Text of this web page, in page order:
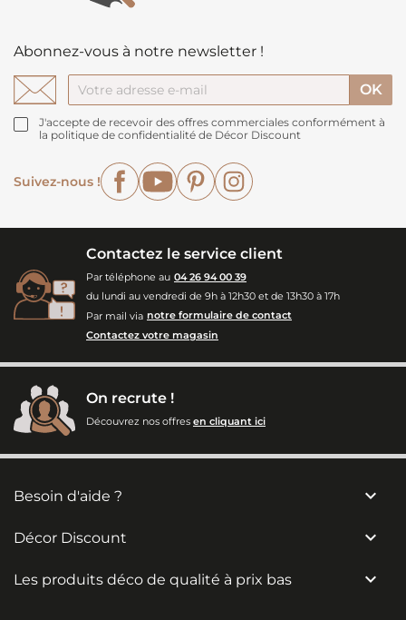
Abonnez-vous à notre newsletter !
J'accepte de recevoir des offres commerciales conformément à
la politique de confidentialité de Décor Discount
Suivez-nous !
FacebookYouTubePinterest
Contactez le service client
Par téléphone au 04 26 94 00 39
du lundi au vendredi de 9h à 12h30 et de 13h30 à 17h
Par mail via notre formulaire de contact
Contactez votre magasin
On recrute !
Découvrez nos offres en cliquant ici
Besoin d'aide ? 
Décor Discount 
Les produits déco de qualité à prix bas 